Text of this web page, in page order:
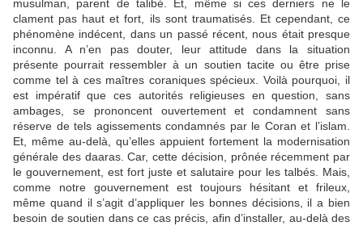
musulman, parent de talibé. Et, même si ces derniers ne le
clament pas haut et fort, ils sont traumatisés. Et cependant, ce
phénomène indécent, dans un passé récent, nous était presque
inconnu. A n’en pas douter, leur attitude dans la situation
présente pourrait ressembler à un soutien tacite ou être prise
comme tel à ces maîtres coraniques spécieux. Voilà pourquoi, il
est impératif que ces autorités religieuses en question, sans
ambages, se prononcent ouvertement et condamnent sans
réserve de tels agissements condamnés par le Coran et l’islam.
Et, même au-delà, qu’elles appuient fortement la modernisation
générale des daaras. Car, cette décision, prônée récemment par
le gouvernement, est fort juste et salutaire pour les talbés. Mais,
comme notre gouvernement est toujours hésitant et frileux,
même quand il s’agit d’appliquer les bonnes décisions, il a bien
besoin de soutien dans ce cas précis, afin d’installer, au-delà des